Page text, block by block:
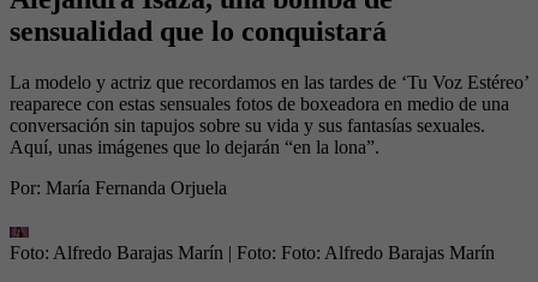
sensualidad que lo conquistará
La modelo y actriz que recordamos en las tardes de ‘Tu Voz Estéreo’
reaparece con estas sensuales fotos de boxeadora en medio de una
conversación sin tapujos sobre su vida y sus fantasías sexuales.
Aquí, unas imágenes que lo dejarán “en la lona”.
Por: María Fernanda Orjuela
Foto: Alfredo Barajas Marín | Foto: Foto: Alfredo Barajas Marín